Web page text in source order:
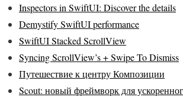
Inspectors in SwiftUI: Discover the details
Demystify SwiftUI performance
SwiftUI Stacked ScrollView
Syncing ScrollView’s + Swipe To Dismiss
Путешествие к центру Композиции
Scout: новый фреймворк для